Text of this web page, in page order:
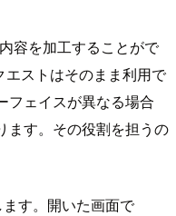
容を加工することがで
ストはそのまま利用で
フェイスが異なる場合
ます。その役割を担うの
す。開いた画面で